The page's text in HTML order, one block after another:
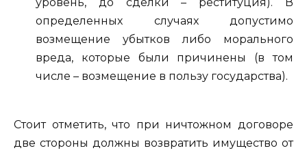
уровень, до сделки – реституция). В
определенных случаях допустимо
возмещение убытков либо морального
вреда, которые были причинены (в том
числе – возмещение в пользу государства).
Стоит отметить, что при ничтожном договоре
две стороны должны возвратить имущество от